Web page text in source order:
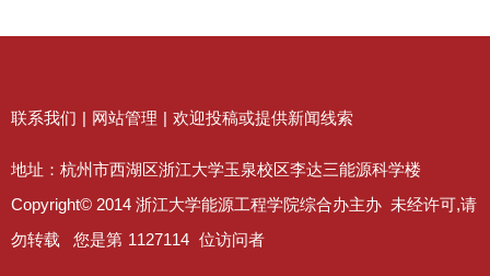
联系我们 网站管理 欢迎投稿或提供新闻线索
地址：杭州市西湖区浙江大学玉泉校区李达三能源科学楼
Copyright© 2014 浙江大学能源工程学院综合办主办 未经许可,请
勿转载 您是第 1127114 位访问者